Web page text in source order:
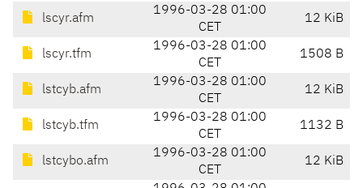
lscyr.afm
1996-03-28 01:00
CET
12 KiB
lscyr.tfm
1996-03-28 01:00
CET
1508 B
lstcyb.afm
1996-03-28 01:00
CET
12 KiB
lstcyb.tfm
1996-03-28 01:00
CET
1132 B
lstcybo.afm
1996-03-28 01:00
CET
12 KiB